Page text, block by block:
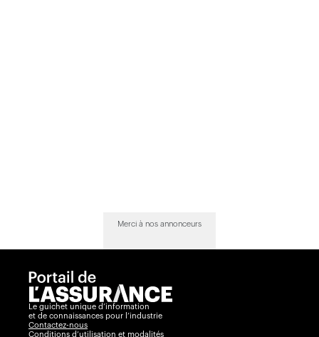
Merci à nos annonceurs
Le guichet unique d’information
et de connaissances pour l’industrie
Contactez-nous
Conditions d’utilisation et modalités